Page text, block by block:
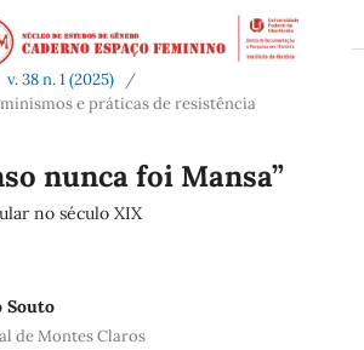
v. 38 n. 1 (2025)
/
e práticas de resistência
nunca foi Mansa”
no século XIX
Souto
de Montes Claros